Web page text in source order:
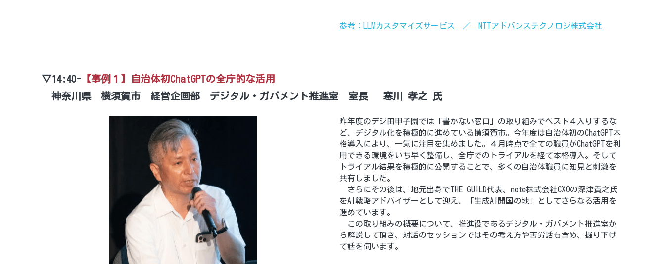
参考：LLMカスタマイズサービス　／　NTTアドバンステクノロジ株式会社
▽14:40-【事例１】自治体初ChatGPTの全庁的な活用
神奈川県　横須賀市　経営企画部　デジタル・ガバメント推進室　室長　 寒川 孝之 氏
昨年度のデジ田甲子園では「書かない窓口」の取り組みでベスト４入りするな
ど、デジタル化を積極的に進めている横須賀市。今年度は自治体初のChatGPT本
格導入により、一気に注目を集めました。４月時点で全ての職員がChatGPTを利
用できる環境をいち早く整備し、全庁でのトライアルを経て本格導入。そして
トライアル結果を積極的に公開することで、多くの自治体職員に知見と刺激を
共有しました。
さらにその後は、地元出身でTHE GUILD代表、note株式会社CXOの深津貴之氏
をAI戦略アドバイザーとして迎え、「生成AI開国の地」としてさらなる活用を
進めています。
この取り組みの概要について、推進役であるデジタル・ガバメント推進室か
ら解説して頂き、対話のセッションではその考え方や苦労話も含め、掘り下げ
て話を伺います。